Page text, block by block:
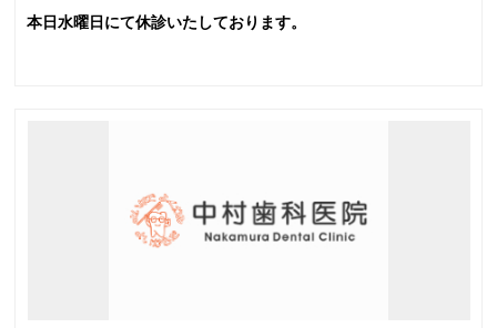
本日水曜日にて休診いたしております。